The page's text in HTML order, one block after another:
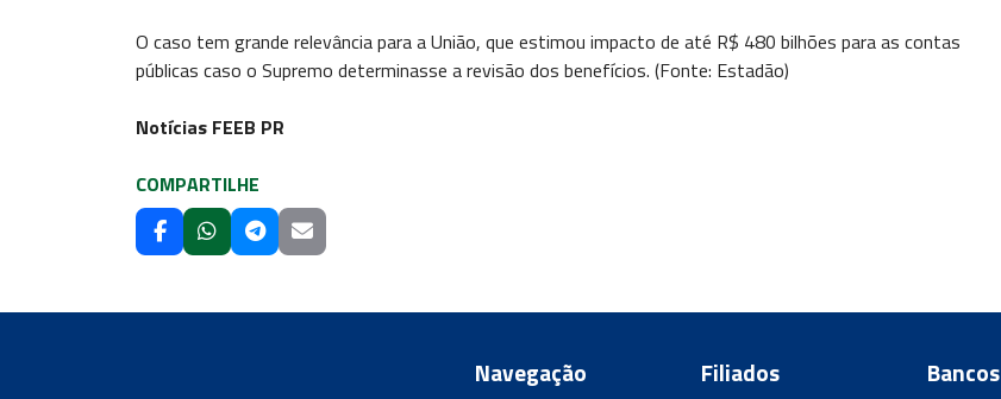
O caso tem grande relevância para a União, que estimou impacto de até R$ 480 bilhões para as contas
públicas caso o Supremo determinasse a revisão dos benefícios. (Fonte: Estadão)
Notícias FEEB PR
COMPARTILHE
Navegação Filiados Bancos